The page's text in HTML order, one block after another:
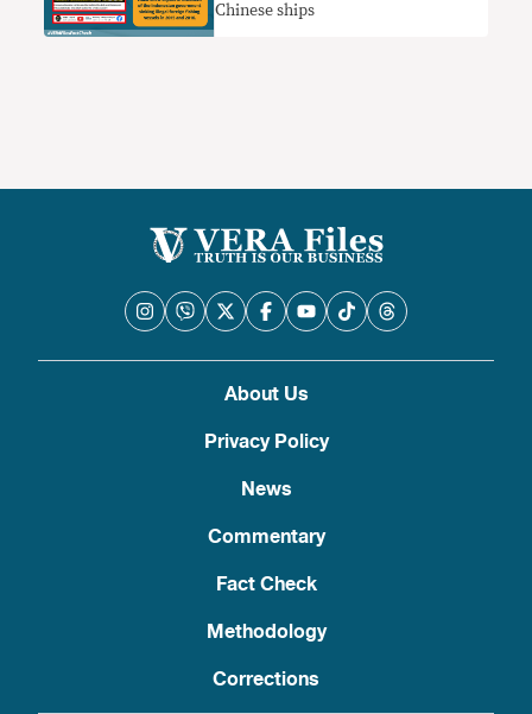
Chinese ships
About Us
Privacy Policy
News
Commentary
Fact Check
Methodology
Corrections